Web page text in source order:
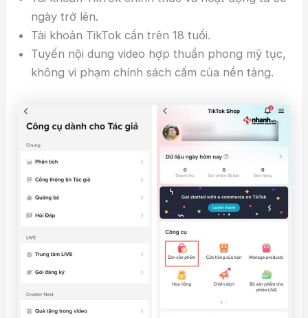
ngày trở lên.
Tài khoản TikTok cần trên 18 tuổi.
Tuyến nội dung video hợp thuần phong mỹ tục,
không vi phạm chính sách cấm của nền tảng.